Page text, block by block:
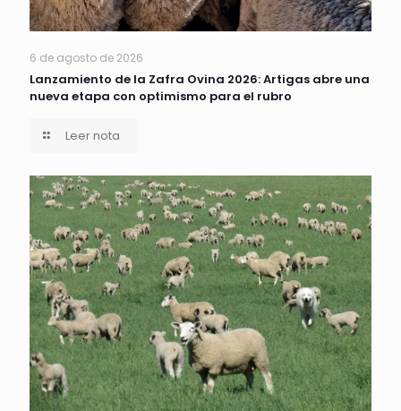
6 de agosto de 2026
Lanzamiento de la Zafra Ovina 2026: Artigas abre una
nueva etapa con optimismo para el rubro
Leer nota